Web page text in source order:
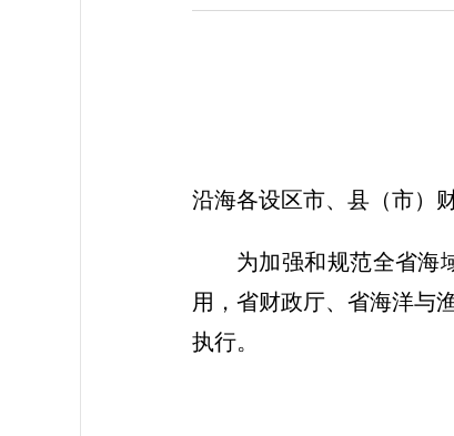
沿海各设区市、县（市）
为加强和规范全省海
用，省财政厅、省海洋与
执行。